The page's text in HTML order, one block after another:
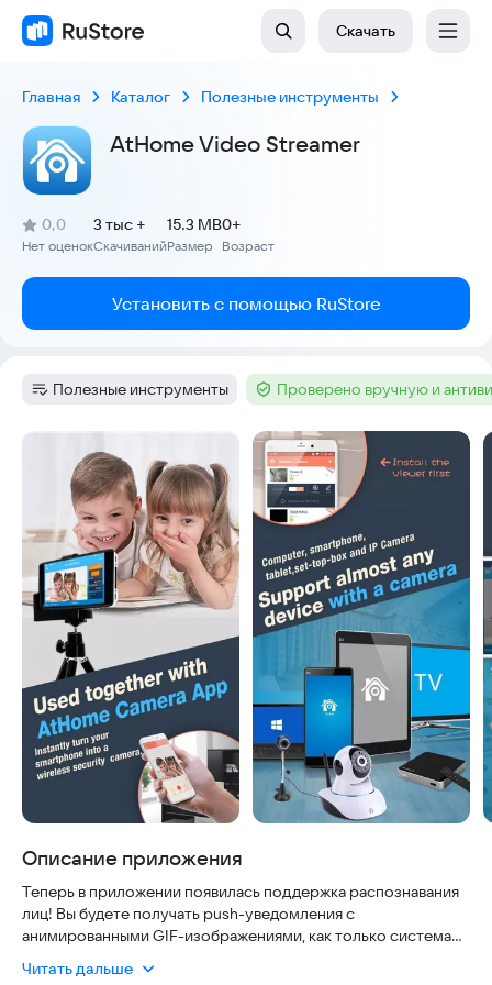
Скачать
Главная Каталог Полезные инструменты
AtHome Video Streamer
Рейтинг:
0,0
(
Нет оценок
)
Скачиваний
3 тыс +
Размер
15.3 MB
Возраст
0+
Установить с помощью RuStore
Категория:
Полезные инструменты Тег :Проверено вручную и
Скриншоты
Описание приложения
Теперь в приложении появилась поддержка распознавания
лиц! Вы будете получать push-уведомления с
анимированными GIF-изображениями, как только система
традиционного детектора движения, так как оно не
Читать дальше